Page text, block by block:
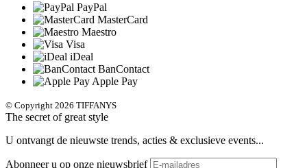
PayPal
MasterCard
Maestro
Visa
iDeal
BanContact
Apple Pay
© Copyright 2026 TIFFANYS
The secret of great style
U ontvangt de nieuwste trends, acties & exclusieve events...
Abonneer u op onze nieuwsbrief